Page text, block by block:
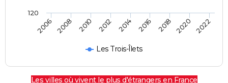
Les Trois-Îlets
2006 2008 2010 2012 2014 2016 2018 2020 2022
120
Les villes où vivent le plus d'étrangers en France